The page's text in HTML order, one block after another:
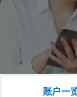
账户一